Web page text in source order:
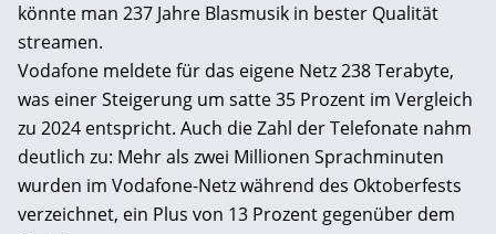
könnte man 237 Jahre Blasmusik in bester Qualität
streamen.
Vodafone meldete für das eigene Netz 238 Terabyte,
was einer Steigerung um satte 35 Prozent im Vergleich
zu 2024 entspricht. Auch die Zahl der Telefonate nahm
deutlich zu: Mehr als zwei Millionen Sprachminuten
wurden im Vodafone-Netz während des Oktoberfests
verzeichnet, ein Plus von 13 Prozent gegenüber dem